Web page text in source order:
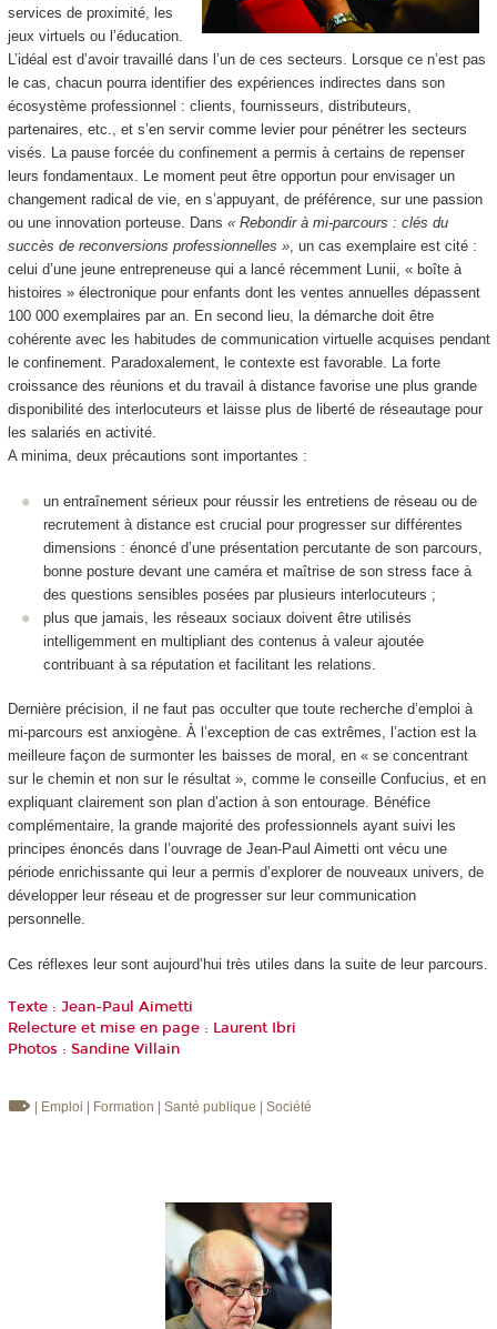
services de proximité, les
jeux virtuels ou l’éducation.
L’idéal est d’avoir travaillé dans l’un de ces secteurs. Lorsque ce n’est pas
le cas, chacun pourra identifier des expériences indirectes dans son
écosystème professionnel : clients, fournisseurs, distributeurs,
partenaires, etc., et s’en servir comme levier pour pénétrer les secteurs
visés. La pause forcée du confinement a permis à certains de repenser
leurs fondamentaux. Le moment peut être opportun pour envisager un
changement radical de vie, en s’appuyant, de préférence, sur une passion
ou une innovation porteuse. Dans « Rebondir à mi-parcours : clés du
succès de reconversions professionnelles », un cas exemplaire est cité :
celui d’une jeune entrepreneuse qui a lancé récemment Lunii, « boîte à
histoires » électronique pour enfants dont les ventes annuelles dépassent
100 000 exemplaires par an. En second lieu, la démarche doit être
cohérente avec les habitudes de communication virtuelle acquises pendant
le confinement. Paradoxalement, le contexte est favorable. La forte
croissance des réunions et du travail à distance favorise une plus grande
disponibilité des interlocuteurs et laisse plus de liberté de réseautage pour
les salariés en activité.
A minima, deux précautions sont importantes :
un entraînement sérieux pour réussir les entretiens de réseau ou de
recrutement à distance est crucial pour progresser sur différentes
dimensions : énoncé d’une présentation percutante de son parcours,
bonne posture devant une caméra et maîtrise de son stress face à
des questions sensibles posées par plusieurs interlocuteurs ;
plus que jamais, les réseaux sociaux doivent être utilisés
intelligemment en multipliant des contenus à valeur ajoutée
contribuant à sa réputation et facilitant les relations.
Dernière précision, il ne faut pas occulter que toute recherche d’emploi à
mi-parcours est anxiogène. À l’exception de cas extrêmes, l’action est la
meilleure façon de surmonter les baisses de moral, en « se concentrant
sur le chemin et non sur le résultat », comme le conseille Confucius, et en
expliquant clairement son plan d’action à son entourage. Bénéfice
complémentaire, la grande majorité des professionnels ayant suivi les
principes énoncés dans l’ouvrage de Jean-Paul Aimetti ont vécu une
période enrichissante qui leur a permis d’explorer de nouveaux univers, de
développer leur réseau et de progresser sur leur communication
personnelle.
Ces réflexes leur sont aujourd’hui très utiles dans la suite de leur parcours.
Texte : Jean-Paul Aimetti
Relecture et mise en page : Laurent Ibri
Photos : Sandine Villain
| Emploi | Formation | Santé publique | Société